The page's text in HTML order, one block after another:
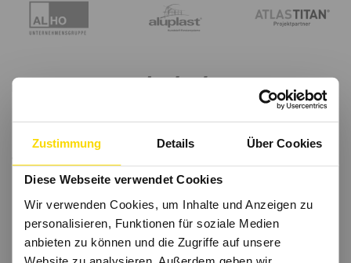
Zustimmung Details Über Cookies
Diese Webseite verwendet Cookies
Wir verwenden Cookies, um Inhalte und Anzeigen zu
personalisieren, Funktionen für soziale Medien
anbieten zu können und die Zugriffe auf unsere